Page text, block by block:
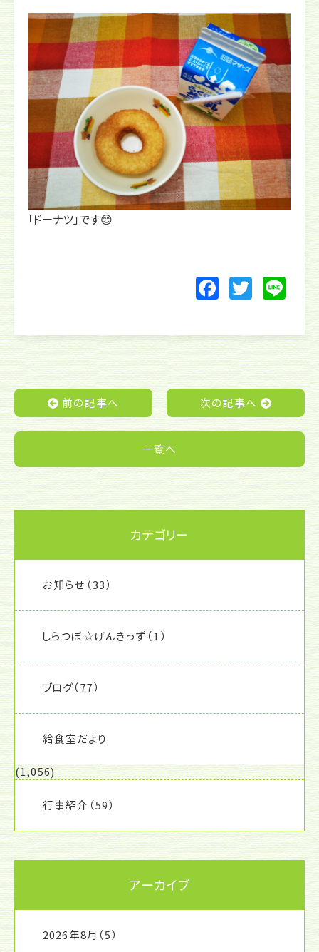
「ドーナツ」です😊
F
c
e
b
o
o
T
itt
er
Li
e
前の記事へ 次の記事へ
一覧へ
カテゴリー
お知らせ （33）
しらつぼ☆げんきっず （1）
ブログ（77）
給食室だより
(1,056)
行事紹介 （59）
アーカイブ
2026年8月 （5）